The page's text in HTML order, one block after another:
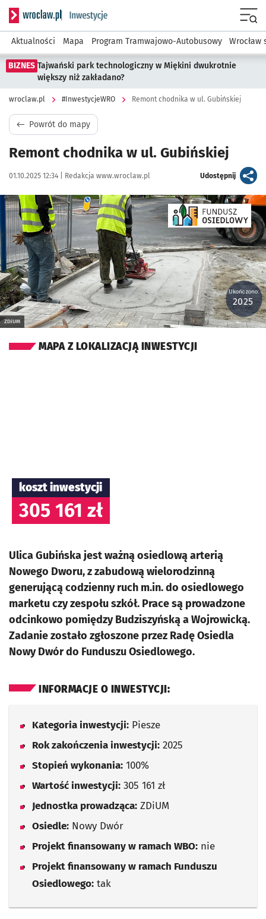
Serwis informacyjny wroclaw.pl podserwis:
Aktualności Mapa Program Tramwajowo-Autobusowy Wrocław
BIZNES Tajwański park technologiczny w Miękini dwukrotnie
większy niż zakładano?
wroclaw.pl #InwestycjeWRO Remont chodnika w ul. Gubińskiej
Powrót do mapy
Remont chodnika w ul. Gubińskiej
Data publikacji:
01.10.2025 12:34 | Autor:
Redakcja www.wroclaw.pl Udostępnijartykuł
Kliknij, aby powiększyć
ZDiUM
Ukończono:
2025
MAPA Z LOKALIZACJĄ INWESTYCJI
koszt inwestycji
305 161 zł
Ulica Gubińska jest ważną osiedlową arterią
Nowego Dworu, z zabudową wielorodzinną
generującą codzienny ruch m.in. do osiedlowego
marketu czy zespołu szkół. Prace są prowadzone
odcinkowo pomiędzy Budziszyńską a Wojrowicką.
Zadanie zostało zgłoszone przez Radę Osiedla
Nowy Dwór do Funduszu Osiedlowego.
INFORMACJE O INWESTYCJI:
Kategoria inwestycji: Piesze
Rok zakończenia inwestycji: 2025
Stopień wykonania: 100%
Wartość inwestycji: 305 161 zł
Jednostka prowadząca: ZDiUM
Osiedle: Nowy Dwór
Projekt finansowany w ramach WBO: nie
Projekt finansowany w ramach Funduszu
Osiedlowego: tak